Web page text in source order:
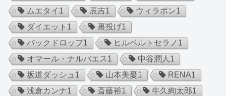
ムエタイ 1 辰吉1 ウィラポン1
ダイエット 1 裏投げ1
バックドロップ1 ヒルベルトセラノ 1
オマール・ナルバエス1 中谷潤人 1
坂道ダッシュ 1 山本美憂1 RENA1
浅倉カンナ1 斎藤裕1 牛久絢太郎1